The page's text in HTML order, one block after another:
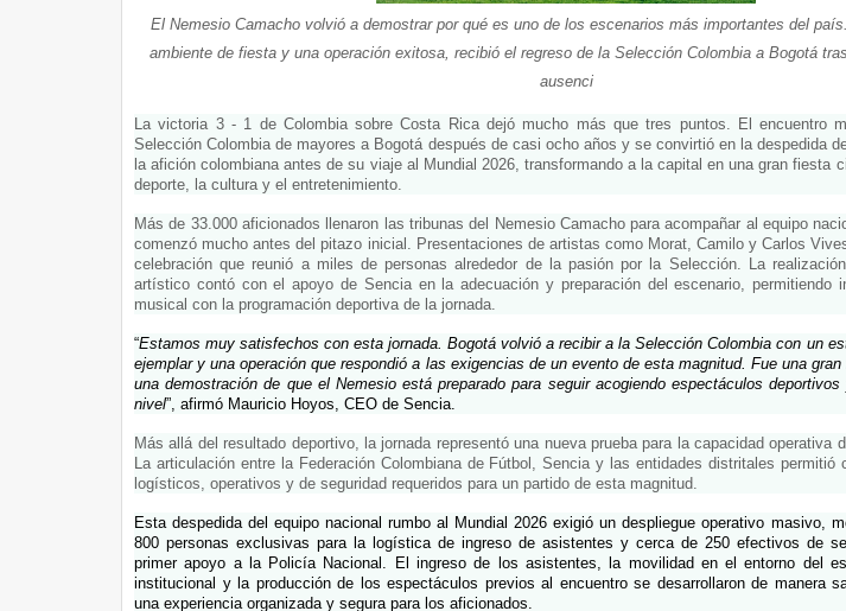
El Nemesio Camacho volvió a demostrar por qué es uno de los escenarios más importantes del
ambiente de fiesta y una operación exitosa, recibió el regreso de la Selección Colombia a Bogotá
ausenci
La victoria 3 - 1 de Colombia sobre Costa Rica dejó mucho más que tres puntos. El encuentro
Selección Colombia de mayores a Bogotá después de casi ocho años y se convirtió en la despedida
la afición colombiana antes de su viaje al Mundial 2026, transformando a la capital en una gran fiesta
deporte, la cultura y el entretenimiento.
Más de 33.000 aficionados llenaron las tribunas del Nemesio Camacho para acompañar al equipo
comenzó mucho antes del pitazo inicial. Presentaciones de artistas como Morat, Camilo y Carlos
celebración que reunió a miles de personas alrededor de la pasión por la Selección. La
artístico contó con el apoyo de Sencia en la adecuación y preparación del escenario, permitiendo
musical con la programación deportiva de la jornada.
“Estamos muy satisfechos con esta jornada. Bogotá volvió a recibir a la Selección Colombia con un
ejemplar y una operación que respondió a las exigencias de un evento de esta magnitud. Fue una
una demostración de que el Nemesio está preparado para seguir acogiendo espectáculos
nivel”, afirmó Mauricio Hoyos, CEO de Sencia.
Más allá del resultado deportivo, la jornada representó una nueva prueba para la capacidad operativa
La articulación entre la Federación Colombiana de Fútbol, Sencia y las entidades distritales permitió
logísticos, operativos y de seguridad requeridos para un partido de esta magnitud.
Esta despedida del equipo nacional rumbo al Mundial 2026 exigió un despliegue operativo masivo,
800 personas exclusivas para la logística de ingreso de asistentes y cerca de 250 efectivos de
primer apoyo a la Policía Nacional. El ingreso de los asistentes, la movilidad en el entorno del
institucional y la producción de los espectáculos previos al encuentro se desarrollaron de manera
una experiencia organizada y segura para los aficionados.